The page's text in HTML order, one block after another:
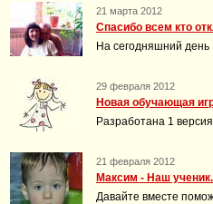
21 марта 2012
Спасибо всем кто
На сегодняшний день
29 февраля 2012
Новая обучающая
Разработана 1
21 февраля 2012
Максим - Наш
Давайте вместе